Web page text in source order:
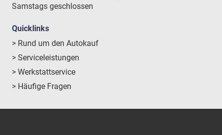
Samstags geschlossen
Quicklinks
> Rund um den Autokauf
> Serviceleistungen
> Werkstattservice
> Häufige Fragen